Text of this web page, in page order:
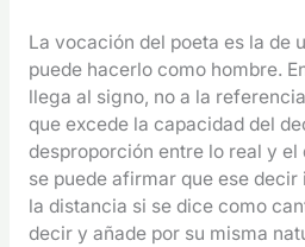
La vocación del poeta es la de
puede hacerlo como hombre.
llega al signo, no a la
que excede la capacidad del
desproporción entre lo real y el
se puede afirmar que ese
la distancia si se dice como
decir y añade por su misma